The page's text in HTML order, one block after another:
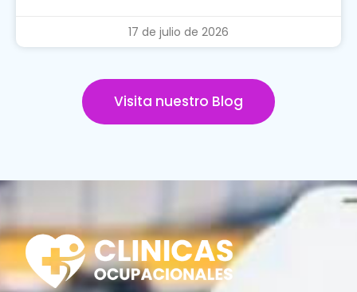
17 de julio de 2026
Visita nuestro Blog